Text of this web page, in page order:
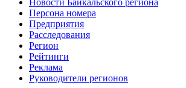
Персона номера
Предприятия
Расследования
Регион
Рейтинги
Реклама
Руководители регионов